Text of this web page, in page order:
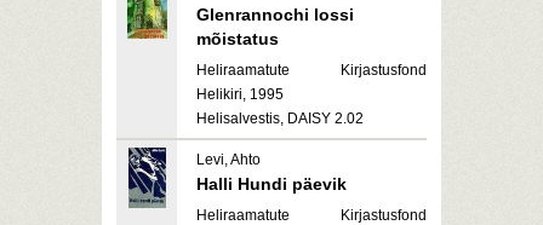
Glenrannochi lossi
mõistatus
Heliraamatute Kirjastusfond
Helikiri, 1995
Helisalvestis, DAISY 2.02
Levi, Ahto
Halli Hundi päevik
Heliraamatute Kirjastusfond